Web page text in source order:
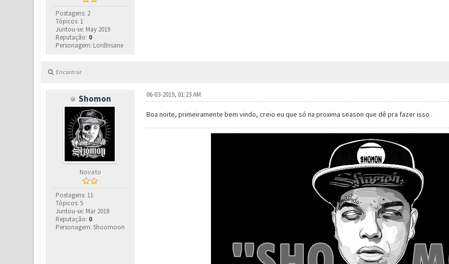
Postagens: 2
Tópicos: 1
Juntou-se: May 2019
Reputação: 0
Personagem: LordInsane
Encontrar
Shomon
Novato
Postagens: 11
Tópicos: 5
Juntou-se: Mar 2018
Reputação: 0
Personagem: Shoomoon
06-03-2019, 01:23 AM
Boa noite, primeiramente bem vindo, creio eu que só na proxima season que dê pra fazer isso .